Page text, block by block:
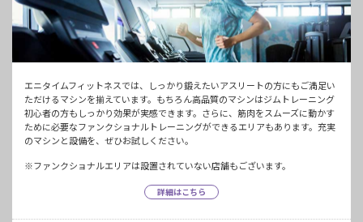
エニタイムフィットネスでは、しっかり鍛えたいアスリートの方にもご満足い
ただけるマシンを揃えています。もちろん高品質のマシンはジムトレーニング
初心者の方もしっかり効果が実感できます。さらに、筋肉をスムーズに動かす
ために必要なファンクショナルトレーニングができるエリアもあります。充実
のマシンと設備を、ぜひお試しください。
※ファンクショナルエリアは設置されていない店舗もございます。
詳細はこちら